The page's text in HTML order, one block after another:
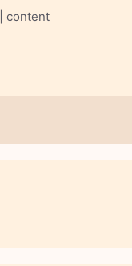
content